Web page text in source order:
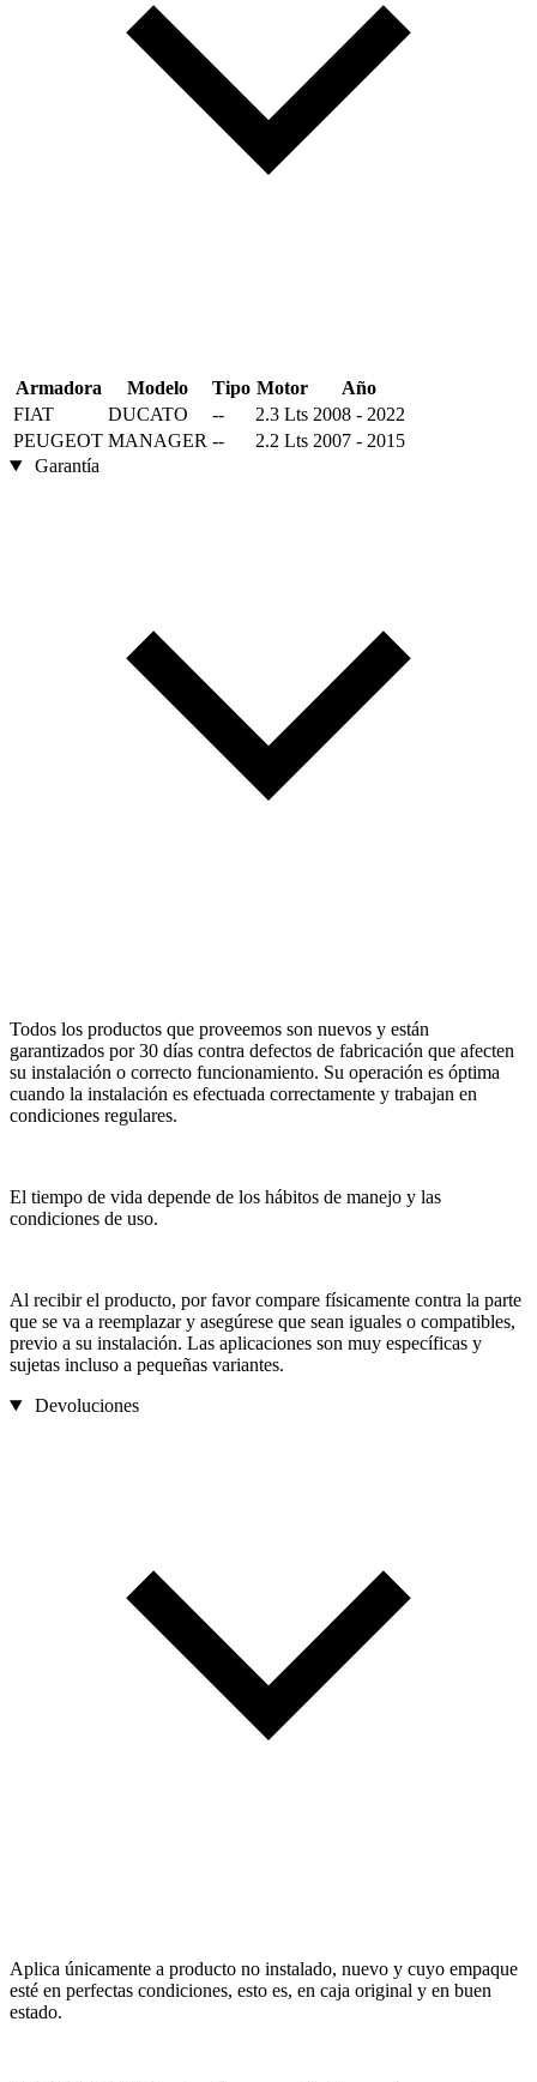
Armadora Modelo Tipo Motor
Año
FIAT
DUCATO -- 2.3 Lts 2008 - 2022
PEUGEOT MANAGER -- 2.2 Lts 2007 - 2015
Garantía
Todos los productos que proveemos son nuevos y están
garantizados por 30 días contra defectos de fabricación que afecten
su instalación o correcto funcionamiento. Su operación es óptima
cuando la instalación es efectuada correctamente y trabajan en
condiciones regulares.
El tiempo de vida depende de los hábitos de manejo y las
condiciones de uso.
Al recibir el producto, por favor compare físicamente contra la parte
que se va a reemplazar y asegúrese que sean iguales o compatibles,
previo a su instalación. Las aplicaciones son muy específicas y
sujetas incluso a pequeñas variantes.
Devoluciones
Aplica únicamente a producto no instalado, nuevo y cuyo empaque
esté en perfectas condiciones, esto es, en caja original y en buen
estado.